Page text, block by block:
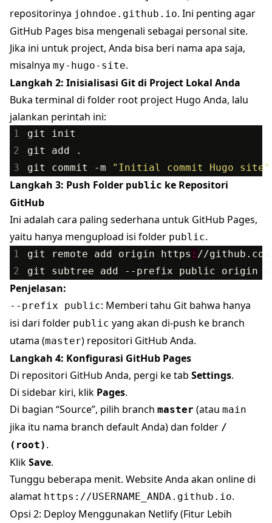
repositorinya johndoe.github.io. Ini penting agar
GitHub Pages bisa mengenali sebagai personal site.
Jika ini untuk project, Anda bisa beri nama apa saja,
misalnya my-hugo-site.
Langkah 2: Inisialisasi Git di Project Lokal Anda
Buka terminal di folder root project Hugo Anda, lalu
jalankan perintah ini:
1 git
init
2
git add
.
3
git commit -m "Initial commit Hugo site"
Langkah 3: Push Folder public ke Repositori
GitHub
Ini adalah cara paling sederhana untuk GitHub Pages,
yaitu hanya mengupload isi folder public.
1 git remote add origin https : //github . com
2
git subtree add - -prefix public origin
Penjelasan:
--prefix public: Memberi tahu Git bahwa hanya
isi dari folder public yang akan di-push ke branch
utama (master) repositori GitHub Anda.
Langkah 4: Konfigurasi GitHub Pages
Di repositori GitHub Anda, pergi ke tab Settings.
Di sidebar kiri, klik Pages.
Di bagian “Source”, pilih branch master (atau main
jika itu nama branch default Anda) dan folder /
(root) .
KlikSave.
Tunggu beberapa menit. Website Anda akan online di
alamat https://USERNAME_ANDA.github.io.
Opsi 2: Deploy Menggunakan Netlify (Fitur Lebih